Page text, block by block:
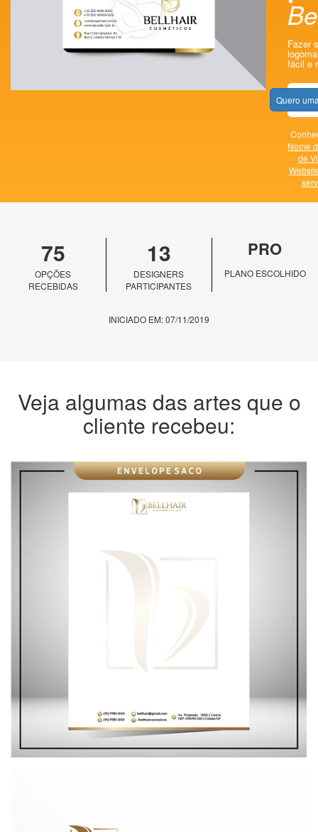
Fazer
fácil e
Quero
Nome
de
75
OPÇÕES
RECEBIDAS
13
DESIGNERS
PARTICIPANTES
PRO
PLANO ESCOLHIDO
INICIADO EM: 07/11/2019
Veja algumas das artes que o
cliente recebeu: